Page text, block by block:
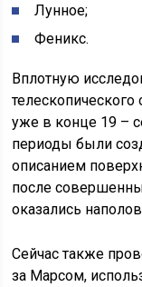
Лунное;
Феникс.
Вплотную
телескопического
уже в конце 19 –
периоды были
описанием
после
оказались
Сейчас также
за Марсом,